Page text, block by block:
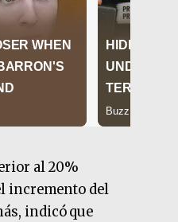
al 20%
incremento del
indicó que